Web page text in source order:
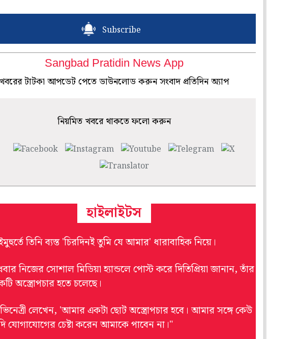
Subscribe
Sangbad Pratidin News App
খবরের টাটকা আপডেট পেতে ডাউনলোড করুন সংবাদ প্রতিদিন অ্যাপ
নিয়মিত খবরে থাকতে ফলো করুন
হাইলাইটস
তিনি ব্যস্ত 'চিরদিনই তুমি যে আমার' ধারাবাহিক নিয়ে।
নিজের সোশাল মিডিয়া হ্যান্ডলে পোস্ট করে দিতিপ্রিয়া জানান, তাঁর
অস্ত্রোপচার হতে চলেছে।
লেখেন, 'আমার একটা ছোট অস্ত্রোপচার হবে। আমার সঙ্গে কেউ
যোগাযোগের চেষ্টা করেন আমাকে পাবেন না।"